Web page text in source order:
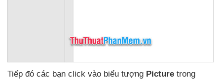
Tiếp đó các bạn click vào biểu tượng Picture trong